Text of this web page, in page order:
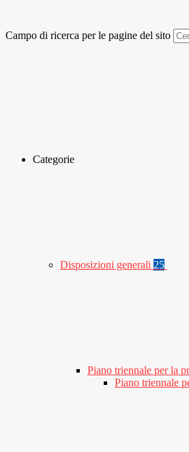
Campo di ricerca per le pagine del sito
Categorie
Disposizioni generali 25
Piano triennale per la
Piano triennale